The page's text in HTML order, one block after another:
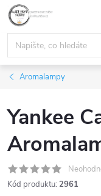
Přejít
obsah
Aromalampy
Yankee
Kód produktu: 2961